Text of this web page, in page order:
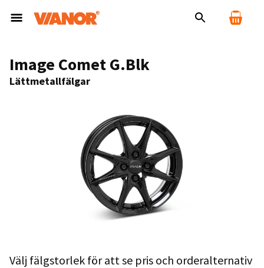
Image Comet G.Blk
Lättmetallfälgar
Välj fälgstorlek för att se pris och orderalternativ